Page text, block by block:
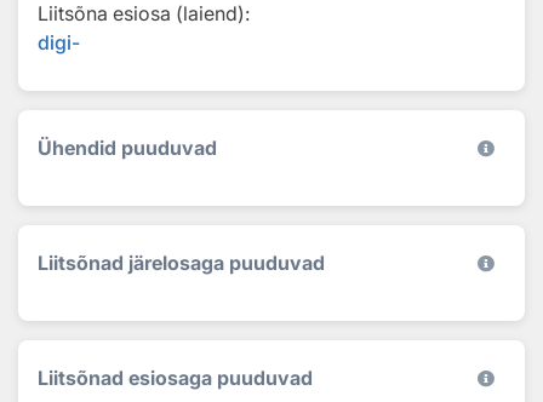
Liitsõna esiosa (laiend):
digi-
Ühendid puuduvad
Liitsõnad järelosaga puuduvad
Liitsõnad esiosaga puuduvad